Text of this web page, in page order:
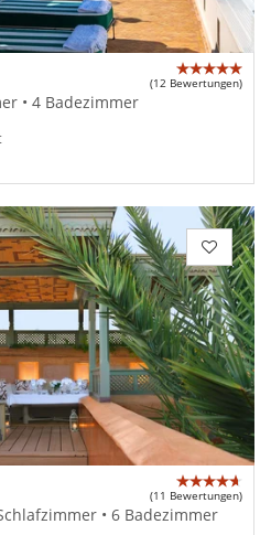
(12 Bewertungen)
• 4 Badezimmer
(11 Bewertungen)
• 6 Badezimmer